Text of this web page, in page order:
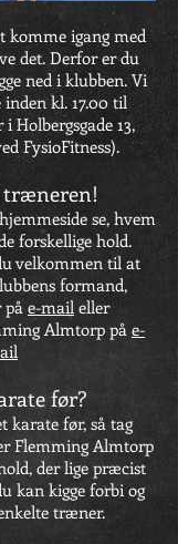
komme igang med
det. Derfor er du
ned i klubben. Vi
kl. 17.00 til
Holbergsgade 13,
FysioFitness).
træneren!
se, hvem
forskellige hold.
velkommen til at
formand,
på e-mail eller
Almtorp på e-
før?
karate før, så tag
Flemming Almtorp
der lige præcist
kan kigge forbi og
træner.